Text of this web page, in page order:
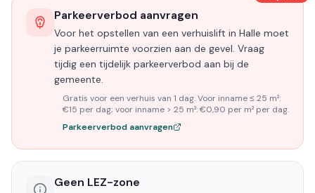
Parkeerverbod aanvragen
Voor het opstellen van een verhuislift in Halle moet
je parkeerruimte voorzien aan de gevel. Vraag
tijdig een tijdelijk parkeerverbod aan bij de
gemeente.
Gratis voor een verhuis van 1 dag. Voor inname ≤ 25 m²:
€15 per dag; voor inname > 25 m²: €0,90 per m² per dag.
Parkeerverbod aanvragen
Geen LEZ-zone